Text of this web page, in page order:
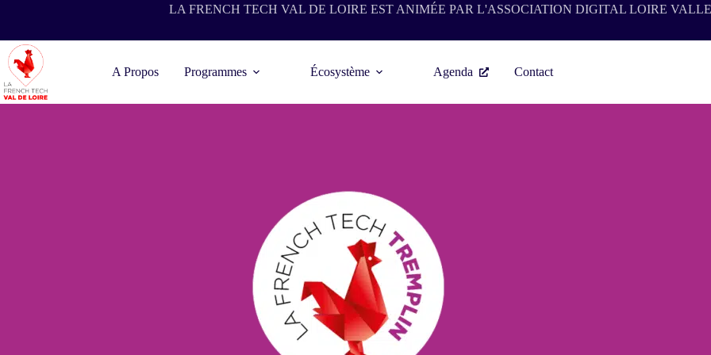
LA FRENCH TECH VAL DE LOIRE EST ANIMÉE PAR L'ASSOCIATION DIGITAL LOIRE
A Propos Programmes Écosystème Agenda Contact